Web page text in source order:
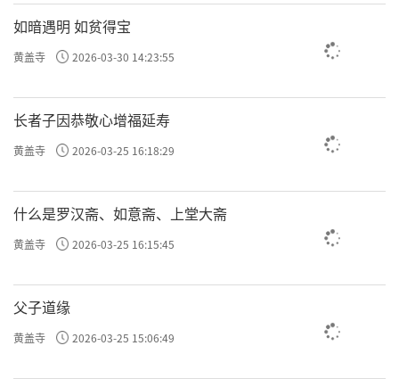
如暗遇明 如贫得宝
黄盖寺 2026-03-30 14:23:55
长者子因恭敬心增福延寿
黄盖寺 2026-03-25 16:18:29
什么是罗汉斋、如意斋、上堂大斋
黄盖寺 2026-03-25 16:15:45
父子道缘
黄盖寺 2026-03-25 15:06:49